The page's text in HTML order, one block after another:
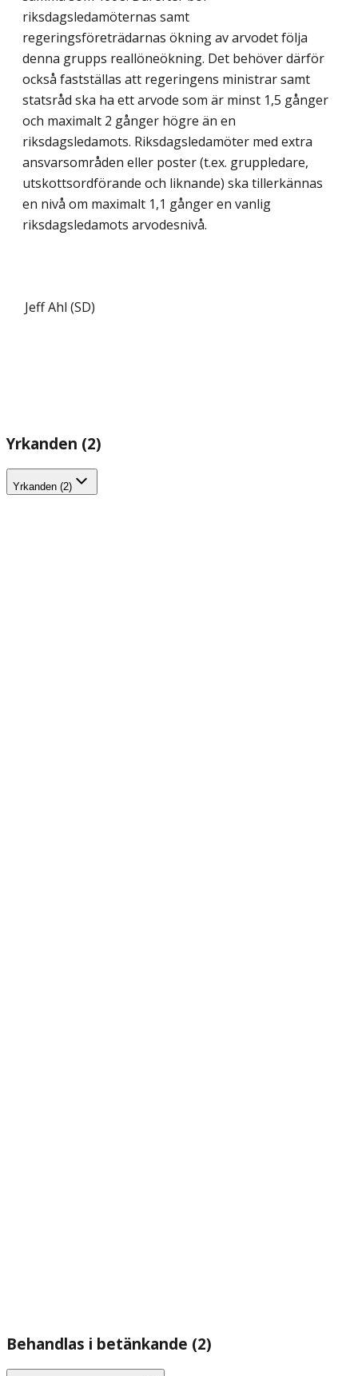
riksdagsledamöternas samt
regeringsföreträdarnas ökning av arvodet följa
denna grupps reallöneökning. Det behöver därför
också fastställas att regeringens ministrar samt
statsråd ska ha ett arvode som är minst 1,5 gånger
och maximalt 2 gånger högre än en
riksdagsledamots. Riksdagsledamöter med extra
ansvarsområden eller poster (t.ex. gruppledare,
utskottsordförande och liknande) ska tillerkännas
en nivå om maximalt 1,1 gånger en vanlig
riksdagsledamots arvodesnivå.
Jeff Ahl (SD)
Yrkanden (2)
Yrkanden (2)
Behandlas i betänkande (2)